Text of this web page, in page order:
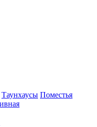
Таунхаусы Поместья